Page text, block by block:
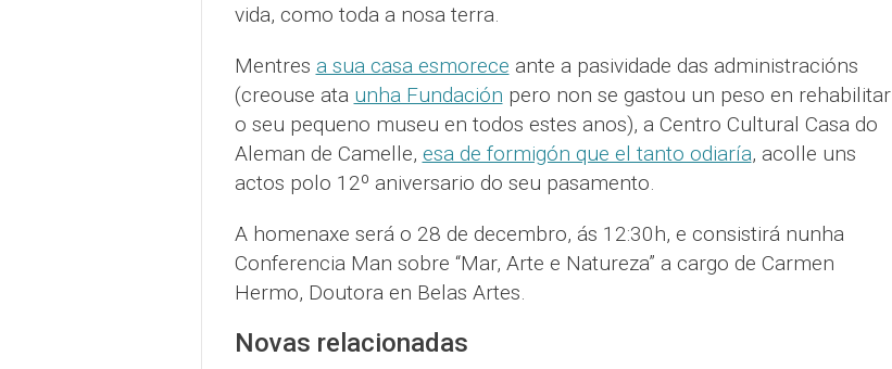
vida, como toda a nosa terra.
Mentres a sua casa esmorece ante a pasividade das administracións
(creouse ata unha Fundación pero non se gastou un peso en rehabilitar
o seu pequeno museu en todos estes anos), a Centro Cultural Casa do
Aleman de Camelle, esa de formigón que el tanto odiaría, acolle uns
actos polo 12º aniversario do seu pasamento.
A homenaxe será o 28 de decembro, ás 12:30h, e consistirá nunha
Conferencia Man sobre “Mar, Arte e Natureza” a cargo de Carmen
Hermo, Doutora en Belas Artes.
Novas relacionadas